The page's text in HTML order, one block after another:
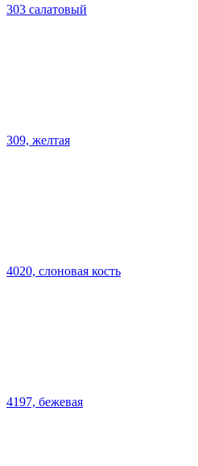
303 салатовый
309, желтая
4020, слоновая кость
4197, бежевая